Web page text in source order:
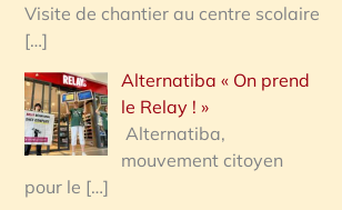
Visite de chantier au centre scolaire
[…]
Alternatiba « On prend
le Relay ! »
Alternatiba,
mouvement citoyen
pour le […]